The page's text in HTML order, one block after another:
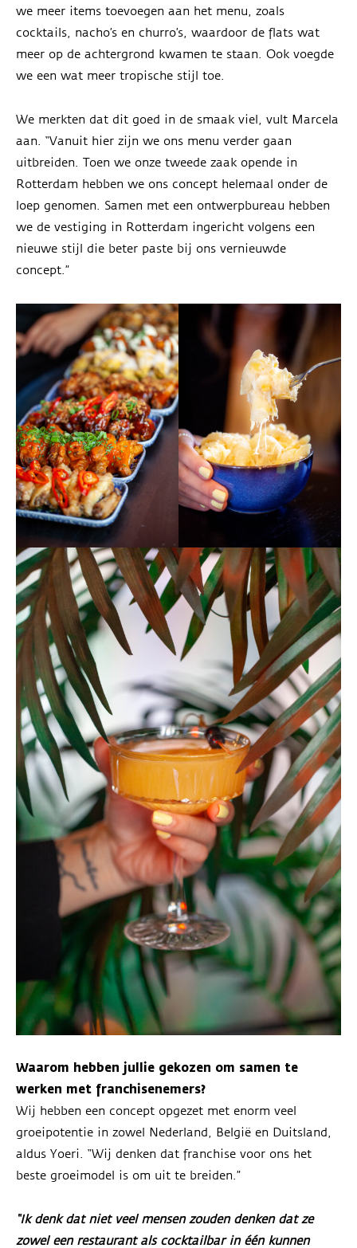
we meer items toevoegen aan het menu, zoals
cocktails, nacho’s en churro’s, waardoor de flats wat
meer op de achtergrond kwamen te staan. Ook voegde
we een wat meer tropische stijl toe.
We merkten dat dit goed in de smaak viel, vult Marcela
aan. “Vanuit hier zijn we ons menu verder gaan
uitbreiden. Toen we onze tweede zaak opende in
Rotterdam hebben we ons concept helemaal onder de
loep genomen. Samen met een ontwerpbureau hebben
we de vestiging in Rotterdam ingericht volgens een
nieuwe stijl die beter paste bij ons vernieuwde
concept.”
Waarom hebben jullie gekozen om samen te
werken met franchisenemers?
Wij hebben een concept opgezet met enorm veel
groeipotentie in zowel Nederland, België en Duitsland,
aldus Yoeri. “Wij denken dat franchise voor ons het
beste groeimodel is om uit te breiden.”
“Ik denk dat niet veel mensen zouden denken dat ze
zowel een restaurant als cocktailbar in één kunnen